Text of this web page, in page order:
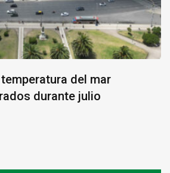
del mar
durante julio